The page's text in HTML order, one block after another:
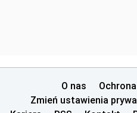
O nas
Zmień ustawienia